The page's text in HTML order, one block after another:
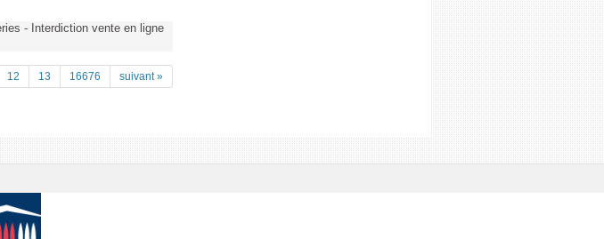
- Interdiction vente en ligne
12 13 16676 suivant »